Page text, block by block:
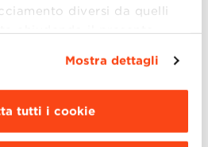
diversi da quelli
chiudendo il presente
Dettagli ”. Per
di navigazione e
le terze parti e i cookie
Mostra dettagli
tutti i cookie
luglio alla Graduation 2016 e